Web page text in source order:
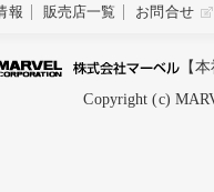
報 販売店一覧 お問合せ
【
Copyright (c)